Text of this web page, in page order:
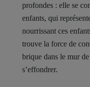
profondes : elle se
enfants, qui
nourrissant ces
trouve la force de
brique dans le mur
s’effondrer.